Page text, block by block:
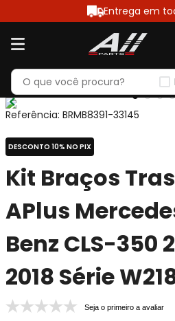
Entrega em
Referência: BRMB8391-33145
DESCONTO 10% NO PIX
Kit Braços
APlus
Benz CLS-350
2018 Série
Seja o primeiro a avaliar